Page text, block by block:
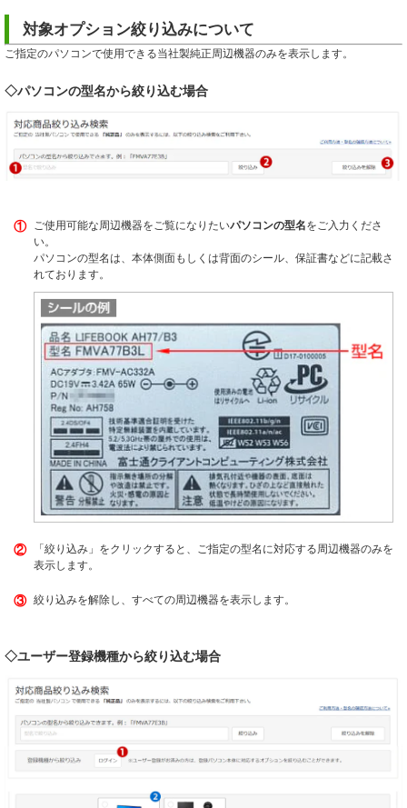
対象オプション絞り込みについて
ご指定のパソコンで使用できる当社製純正周辺機器のみを表示します。
◇パソコンの型名から絞り込む場合
① ご使用可能な周辺機器をご覧になりたいパソコンの型名をご入力くださ
い。
パソコンの型名は、本体側面もしくは背面のシール、保証書などに記載さ
れております。
②
「絞り込み」をクリックすると、ご指定の型名に対応する周辺機器のみを
表示します。
③ 絞り込みを解除し、すべての周辺機器を表示します。
◇ユーザー登録機種から絞り込む場合